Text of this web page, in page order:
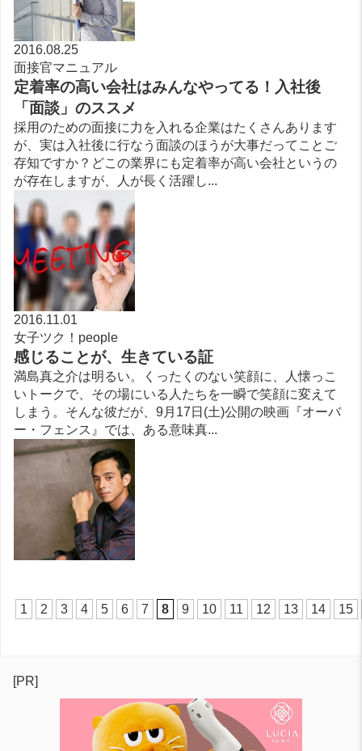
2016.08.25
面接官マニュアル
定着率の高い会社はみんなやってる！入社後
「面談」のススメ
採用のための面接に力を入れる企業はたくさんあります
が、実は入社後に行なう面談のほうが大事だってことご
存知ですか？どこの業界にも定着率が高い会社というの
が存在しますが、人が長く活躍し...
2016.11.01
女子ツク！people
感じることが、生きている証
満島真之介は明るい。くったくのない笑顔に、人懐っこ
いトークで、その場にいる人たちを一瞬で笑顔に変えて
しまう。そんな彼だが、9月17日(土)公開の映画『オーバ
ー・フェンス』では、ある意味真...
1 2 3 4 5 6 7 8 9 10 11 12 13 14 15
[PR]